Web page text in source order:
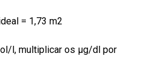
= 1,73 m2
l, multiplicar os μg/dl por